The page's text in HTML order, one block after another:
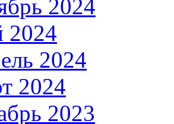
2024
2024
2024
2023